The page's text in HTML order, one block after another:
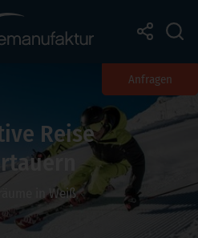
Anfragen
Reise
in Weiß